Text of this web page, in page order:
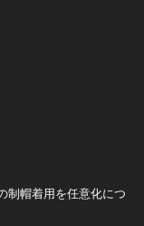
制帽着用を任意化につ